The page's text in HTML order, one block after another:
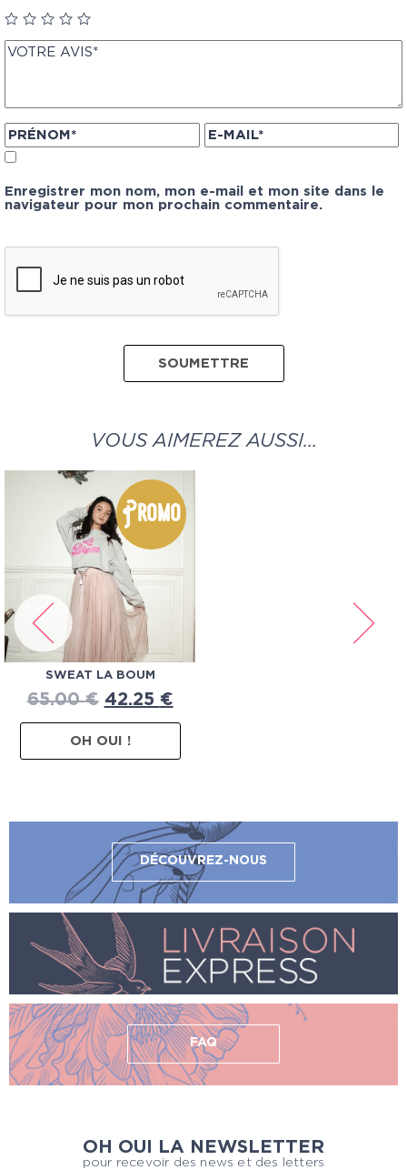
Enregistrer mon nom, mon e-mail et mon site dans le
navigateur pour mon prochain commentaire.
VOUS AIMEREZ AUSSI…
Promo
SWEAT LA BOUM
65.00€ 42.25 €
OH OUI !
DÉCOUVREZ-NOUS
FAQ
OH OUI LA NEWSLETTER
pour recevoir des news et des letters